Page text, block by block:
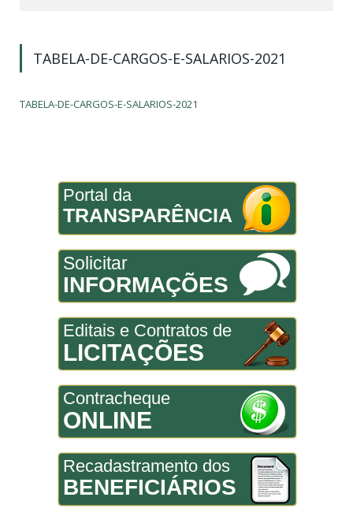
TABELA-DE-CARGOS-E-SALARIOS-2021
TABELA-DE-CARGOS-E-SALARIOS-2021
Portal da
TRANSPARÊNCIA
Solicitar
INFORMAÇÕES
Editais e Contratos de
LICITAÇÕES
Contracheque
ONLINE
Recadastramento dos
BENEFICIÁRIOS